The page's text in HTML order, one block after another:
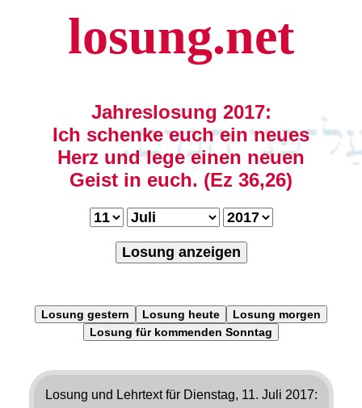
losung.net
Jahreslosung 2017:
Ich schenke euch ein neues
Herz und lege einen neuen
Geist in euch. (Ez 36,26)
Losung anzeigen
Losung gestern Losung heute
Losung morgen
Losung für kommenden Sonntag
Losung und Lehrtext für Dienstag, 11. Juli 2017: